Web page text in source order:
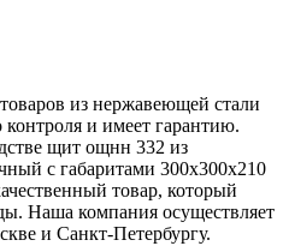
из нержавеющей стали
контроля и имеет гарантию.
щит ощнн 332 из
с габаритами 300x300x210
товар, который
Наша компания осуществляет
и Санкт-Петербургу.